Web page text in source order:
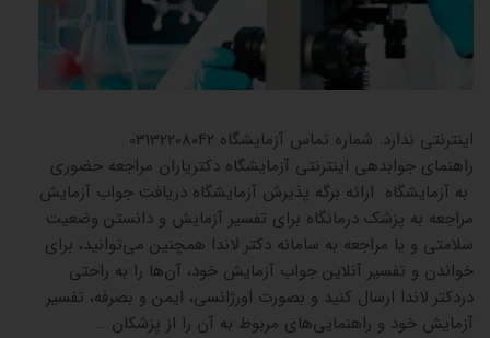
اینترنتی ندارد. شماره تماس آزمایشگاه 03132208042
راهنمای جوابدهی اینترنتی آزمایشگاه دکتریاران مراجعه حضوری
به آزمایشگاه ارائه برگه پذیرش آزمایشگاه دریافت جواب آزمایش
مراجعه به پزشک درمانگاه برای تفسیر آزمایش و دانستن وضعیت
سلامتی و یا مراجعه به سامانه دکتر لاندا همچنین می‌توانید، برای
خواندن و تفسیر آنلاین جواب آزمایش خود، آن‌ها را به راحتی
دردکتر لاندا ارسال کنید و بصورت اورژانسی، ایمن و بصرفه، تفسیر
آزمایش خود و راهنمایی‌های مربوط به آن را از پزشکان …